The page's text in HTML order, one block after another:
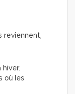
reviennent,
où les